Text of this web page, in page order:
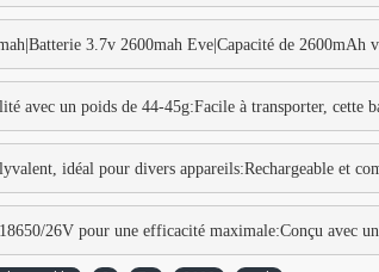
3.7v 2600mah Eve|Capacité de 2600mAh
avec un poids de 44-45g:Facile à transporter, cette
idéal pour divers appareils:Rechargeable et
26V pour une efficacité maximale:Conçu avec